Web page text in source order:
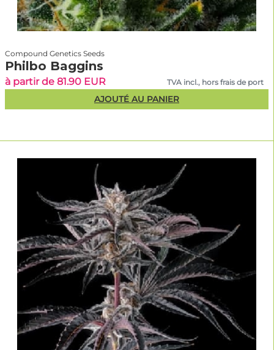
Compound Genetics Seeds
Philbo Baggins
à partir de 81.90 EUR TVA incl., hors frais de port
AJOUTÉ AU PANIER